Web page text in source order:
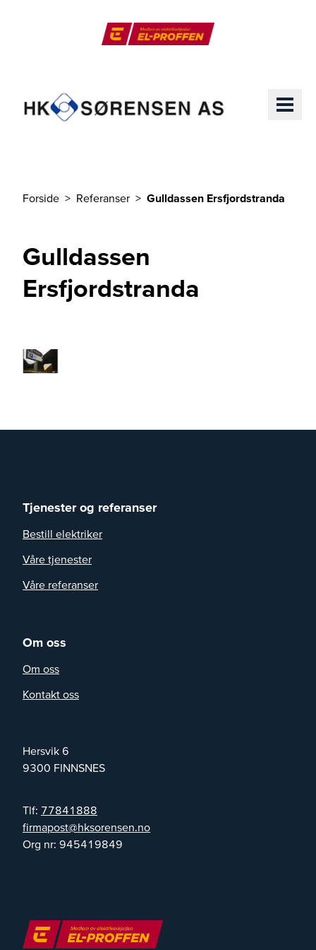
Forside Referanser Gulldassen Ersfjordstranda
Gulldassen
Ersfjordstranda
Hersvik 6
9300 FINNSNES
Tlf: 77841888
on.nesneroskh@tsopamrif
Org nr: 945419849
Tjenester og referanser
Bestill elektriker
Våre tjenester
Våre referanser
Om oss
Om oss
Kontakt oss